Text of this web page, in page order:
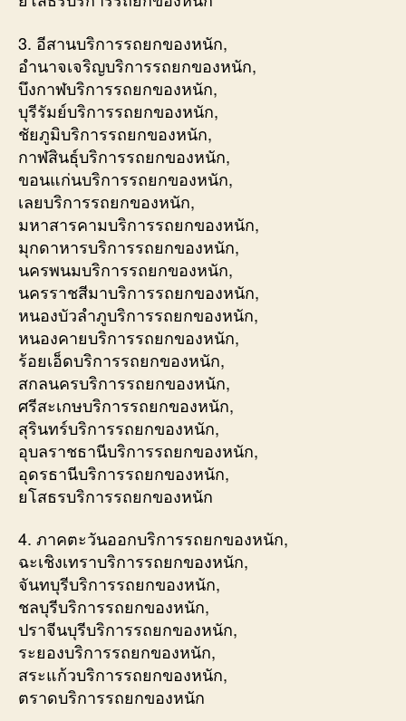
3. อีสานบริการรถยกของหนัก,
อำนาจเจริญบริการรถยกของหนัก,
บึงกาฬบริการรถยกของหนัก,
บุรีรัมย์บริการรถยกของหนัก,
ชัยภูมิบริการรถยกของหนัก,
กาฬสินธุ์บริการรถยกของหนัก,
ขอนแก่นบริการรถยกของหนัก,
เลยบริการรถยกของหนัก,
มหาสารคามบริการรถยกของหนัก,
มุกดาหารบริการรถยกของหนัก,
นครพนมบริการรถยกของหนัก,
นครราชสีมาบริการรถยกของหนัก,
หนองบัวลำภูบริการรถยกของหนัก,
หนองคายบริการรถยกของหนัก,
ร้อยเอ็ดบริการรถยกของหนัก,
สกลนครบริการรถยกของหนัก,
ศรีสะเกษบริการรถยกของหนัก,
สุรินทร์บริการรถยกของหนัก,
อุบลราชธานีบริการรถยกของหนัก,
อุดรธานีบริการรถยกของหนัก,
ยโสธรบริการรถยกของหนัก
4. ภาคตะวันออกบริการรถยกของหนัก,
ฉะเชิงเทราบริการรถยกของหนัก,
จันทบุรีบริการรถยกของหนัก,
ชลบุรีบริการรถยกของหนัก,
ปราจีนบุรีบริการรถยกของหนัก,
ระยองบริการรถยกของหนัก,
สระแก้วบริการรถยกของหนัก,
ตราดบริการรถยกของหนัก